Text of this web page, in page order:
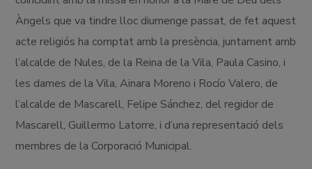
Àngels que va tindre lloc diumenge passat, de fet aquest
acte religiós ha comptat amb la presència, juntament amb
l’alcalde de Nules, de la Reina de la Vila, Paula Casino, i
les dames de la Vila, Ainara Moreno i Rocío Valero, de
l’alcalde de Mascarell, Felipe Sánchez, del regidor de
Mascarell, Guillermo Latorre, i d’una representació dels
membres de la Corporació Municipal.